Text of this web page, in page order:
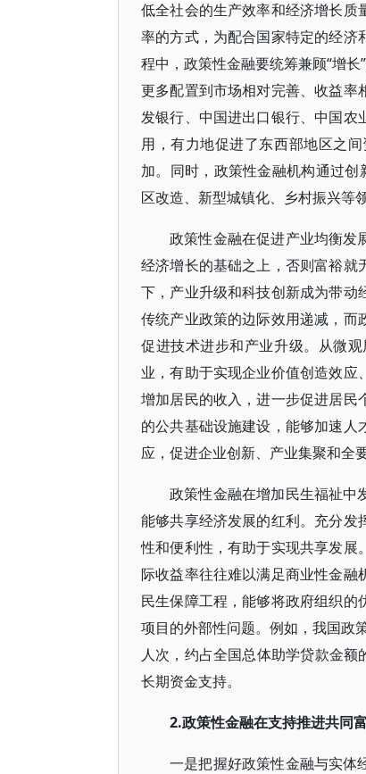
低全社会的生产效率和经济增长质
率的方式，为配合国家特定的经济
程中，政策性金融要统筹兼顾“增
更多配置到市场相对完善、收益
发银行、中国进出口银行、中国
用，有力地促进了东西部地区之
加。同时，政策性金融机构通过
区改造、新型城镇化、乡村振兴等
政策性金融在促进产业均衡发
经济增长的基础之上，否则富裕
下，产业升级和科技创新成为带
传统产业政策的边际效用递减，
促进技术进步和产业升级。从微
业，有助于实现企业价值创造效
增加居民的收入，进一步促进居民
的公共基础设施建设，能够加速
应，促进企业创新、产业集聚和全
政策性金融在增加民生福祉中
能够共享经济发展的红利。充分
性和便利性，有助于实现共享发
际收益率往往难以满足商业性金
民生保障工程，能够将政府组织
项目的外部性问题。例如，我国政
人次，约占全国总体助学贷款金
长期资金支持。
2.政策性金融在支持推进共同
一是把握好政策性金融与实体